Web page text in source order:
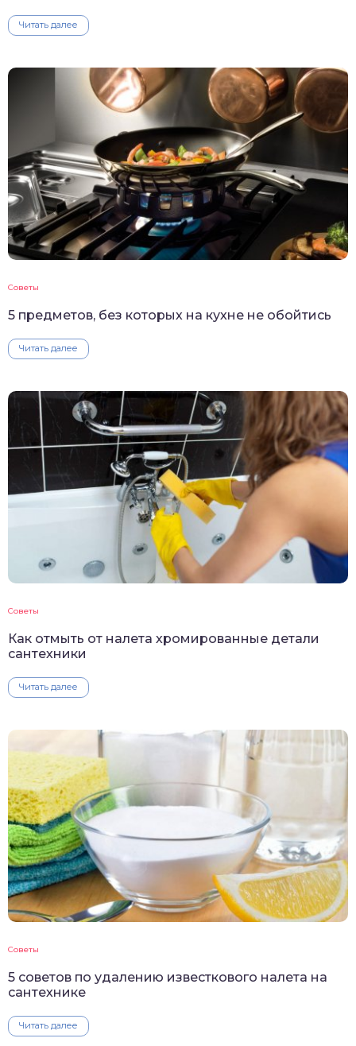
Читать далее
Советы
5 предметов, без которых на кухне не обойтись
Читать далее
Советы
Как отмыть от налета хромированные детали
сантехники
Читать далее
Советы
5 советов по удалению известкового налета на
сантехнике
Читать далее